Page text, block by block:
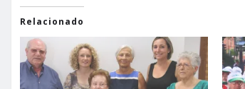
Relacionado